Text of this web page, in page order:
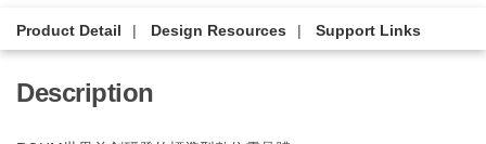
Product Detail Design Resources Support Links
Description